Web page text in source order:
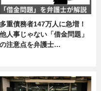
多重債務者147万人に急増！
他人事じゃない「借金問題」
の注意点を弁護士…